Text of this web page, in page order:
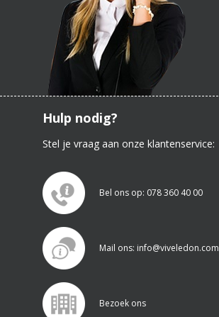
Hulp nodig?
Stel je vraag aan onze klantenservice:
Bel ons op: 078 360 40 00
Mail ons: info@viveledon.com
Bezoek ons